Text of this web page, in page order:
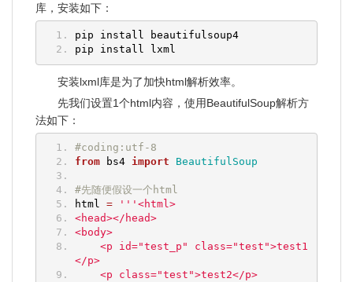
库，安装如下：
pip install beautifulsoup4
pip install lxml
安装lxml库是为了加快html解析效率。
先我们设置1个html内容，使用BeautifulSoup解析方
法如下：
#coding:utf-8
from bs4 import BeautifulSoup
#先随便假设一个html
html =
'''<html>
<head></head>
<body>
<p id="test_p" class="test">test1
</p>
<p class="test">test2</p>